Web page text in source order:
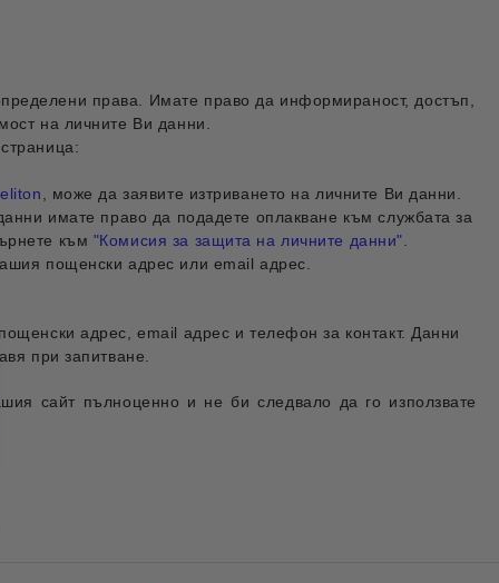
права. Имате право да информираност, достъп,
на личните Ви данни.
, може да заявите изтриването на личните Ви данни.
имате право да подадете оплакване към службата за
към "Комисия за защита на личните данни"
пощенски адрес или email адрес.
адрес, email адрес и телефон за контакт. Данни
при запитване.
сайт пълноценно и не би следвало да го използвате